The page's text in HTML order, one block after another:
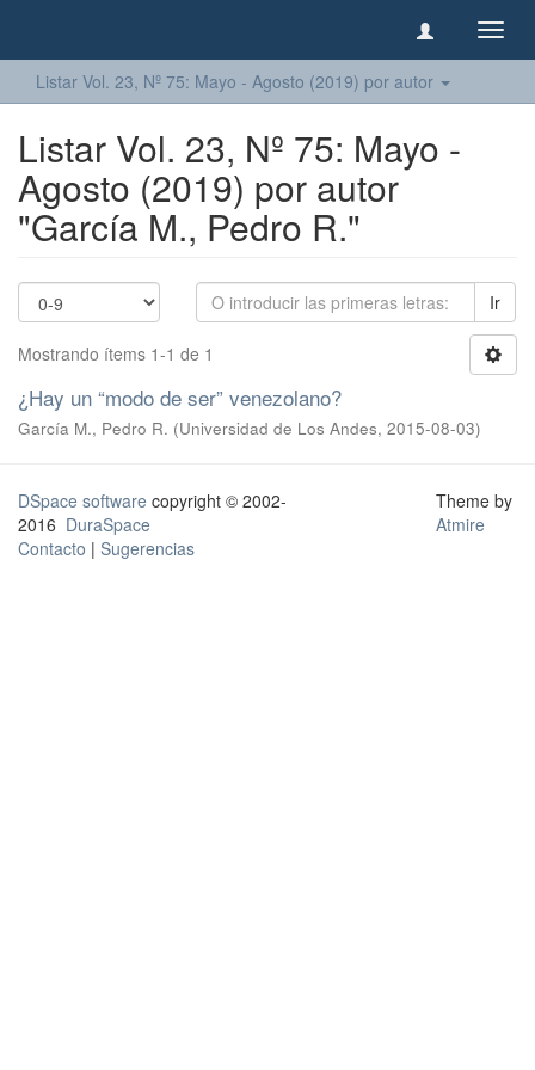
Listar Vol. 23, Nº 75: Mayo - Agosto (2019) por autor
Listar Vol. 23, Nº 75: Mayo -
Agosto (2019) por autor
"García M., Pedro R."
Ir
Mostrando ítems 1-1 de 1
¿Hay un “modo de ser” venezolano?
García M., Pedro R. (Universidad de Los Andes, 2015-08-03)
DSpace software copyright © 2002-
2016 DuraSpace
Contacto | Sugerencias
Theme by
Atmire